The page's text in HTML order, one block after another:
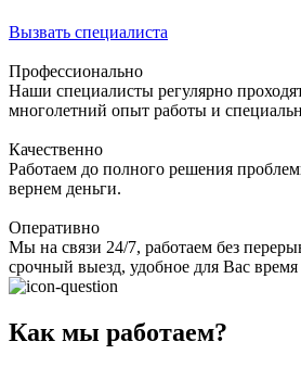
Вызвать специалиста
Профессионально
Наши специалисты регулярно
многолетний опыт работы и
Качественно
Работаем до полного решения
вернем деньги.
Оперативно
Мы на связи 24/7, работаем без
срочный выезд, удобное для Вас
Как мы работаем?